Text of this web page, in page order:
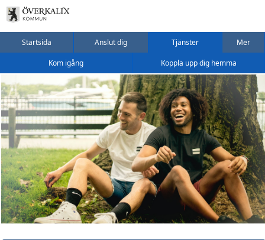
Startsida Anslut dig Tjänster Mer
Kom igång Koppla upp dig hemma